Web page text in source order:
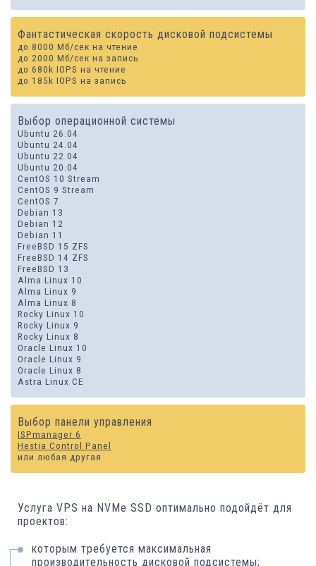
Фантастическая скорость дисковой подсистемы
до 8000 Мб/сек на чтение
до 2000 Мб/сек на запись
до 680k IOPS на чтение
до 185k IOPS на запись
Выбор операционной системы
Ubuntu 26.04
Ubuntu 24.04
Ubuntu 22.04
Ubuntu 20.04
CentOS 10 Stream
CentOS 9 Stream
CentOS 7
Debian 13
Debian 12
Debian 11
FreeBSD 15 ZFS
FreeBSD 14 ZFS
FreeBSD 13
Alma Linux 10
Alma Linux 9
Alma Linux 8
Rocky Linux 10
Rocky Linux 9
Rocky Linux 8
Oracle Linux 10
Oracle Linux 9
Oracle Linux 8
Astra Linux CE
Выбор панели управления
ISPmanager 6
Hestia Control Panel
или любая другая
Услуга VPS на NVMe SSD оптимально подойдёт для
проектов:
которым требуется максимальная
производительность дисковой подсистемы;